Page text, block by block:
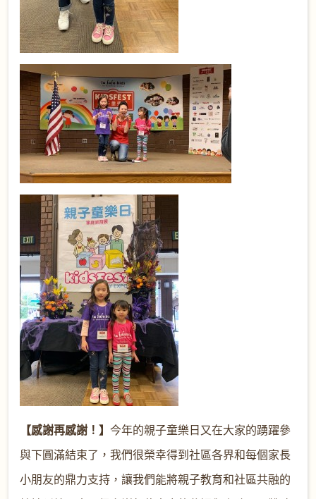
【感謝再感謝！】今年的親子童樂日又在大家的踴躍參
與下圓滿結束了，我們很榮幸得到社區各界和每個家長
小朋友的鼎力支持，讓我們能將親子教育和社區共融的